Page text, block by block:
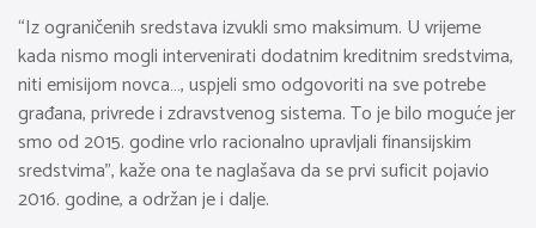
“Iz ograničenih sredstava izvukli smo maksimum. U vrijeme
kada nismo mogli intervenirati dodatnim kreditnim sredstvima,
niti emisijom novca…, uspjeli smo odgovoriti na sve potrebe
građana, privrede i zdravstvenog sistema. To je bilo moguće jer
smo od 2015. godine vrlo racionalno upravljali finansijskim
sredstvima”, kaže ona te naglašava da se prvi suficit pojavio
2016. godine, a održan je i dalje.